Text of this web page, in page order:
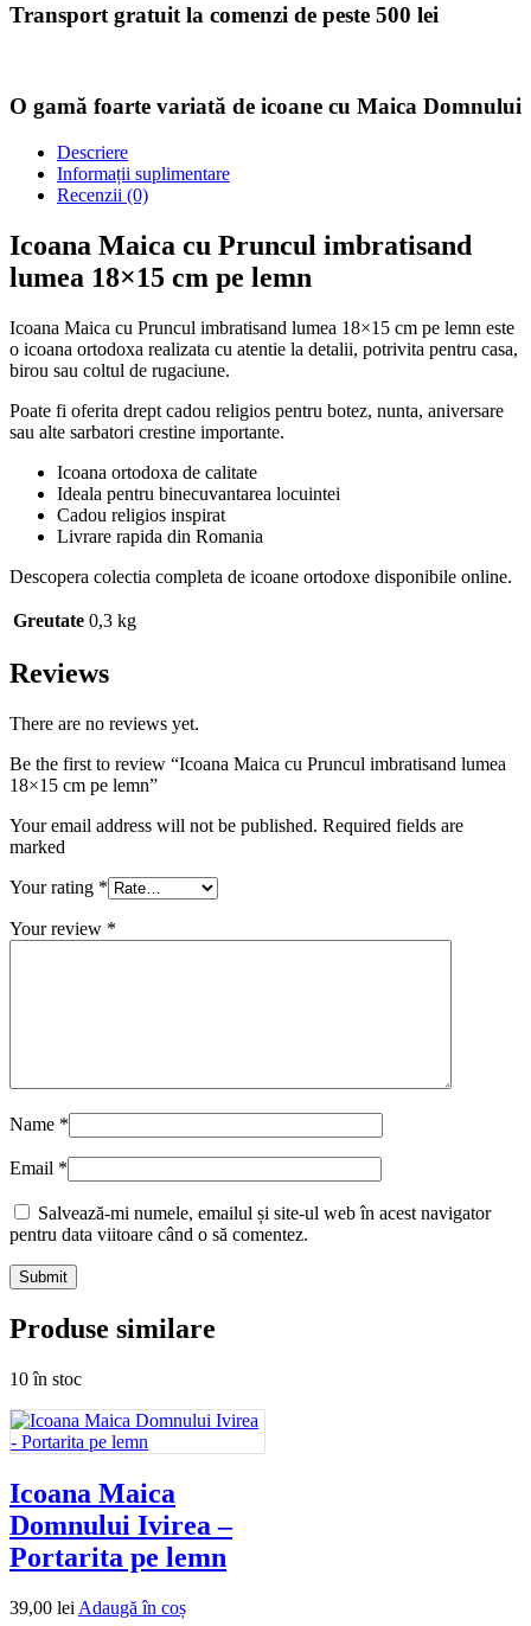
Transport gratuit la comenzi de peste 500 lei
O gamă foarte variată de icoane cu Maica Domnului
Descriere
Informații suplimentare
Recenzii (0)
Icoana Maica cu Pruncul imbratisand
lumea 18×15 cm pe lemn
Icoana Maica cu Pruncul imbratisand lumea 18×15 cm pe lemn este
o icoana ortodoxa realizata cu atentie la detalii, potrivita pentru casa,
birou sau coltul de rugaciune.
Poate fi oferita drept cadou religios pentru botez, nunta, aniversare
sau alte sarbatori crestine importante.
Icoana ortodoxa de calitate
Ideala pentru binecuvantarea locuintei
Cadou religios inspirat
Livrare rapida din Romania
Descopera colectia completa de icoane ortodoxe disponibile online.
Greutate 0,3 kg
Reviews
There are no reviews yet.
Be the first to review “Icoana Maica cu Pruncul imbratisand lumea
18×15 cm pe lemn”
Your email address will not be published. Required fields are
marked
Your rating *
Your review *
Name *
Email *
Salvează-mi numele, emailul și site-ul web în acest navigator
pentru data viitoare când o să comentez.
Produse similare
10 în stoc
Icoana Maica
Domnului Ivirea –
Portarita pe lemn
39,00 lei Adaugă în coș